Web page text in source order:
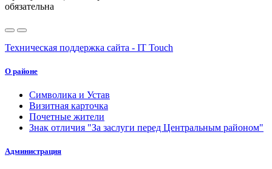
обязательна
Техническая поддержка сайта - IT Touch
О районе
Символика и Устав
Визитная карточка
Почетные жители
Знак отличия "За заслуги перед Центральным районом"
Администрация